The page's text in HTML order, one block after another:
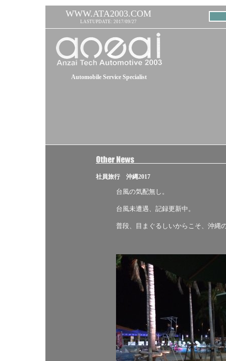
WWW.ATA2003.COM
LASTUPDATE: 2017/09/27
Automobile Service Specialist
社員旅行 沖縄2017
台風の気配無し。
台風未遭遇、記録更新中。
普段、目まぐるしいからこそ、沖縄